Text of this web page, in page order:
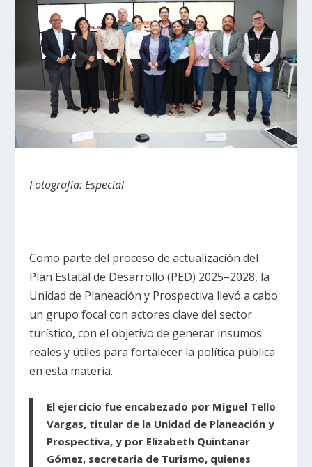
Fotografía: Especial
Como parte del proceso de actualización del
Plan Estatal de Desarrollo (PED) 2025–2028, la
Unidad de Planeación y Prospectiva llevó a cabo
un grupo focal con actores clave del sector
turístico, con el objetivo de generar insumos
reales y útiles para fortalecer la política pública
en esta materia.
El ejercicio fue encabezado por Miguel Tello
Vargas, titular de la Unidad de Planeación y
Prospectiva, y por Elizabeth Quintanar
Gómez, secretaria de Turismo, quienes